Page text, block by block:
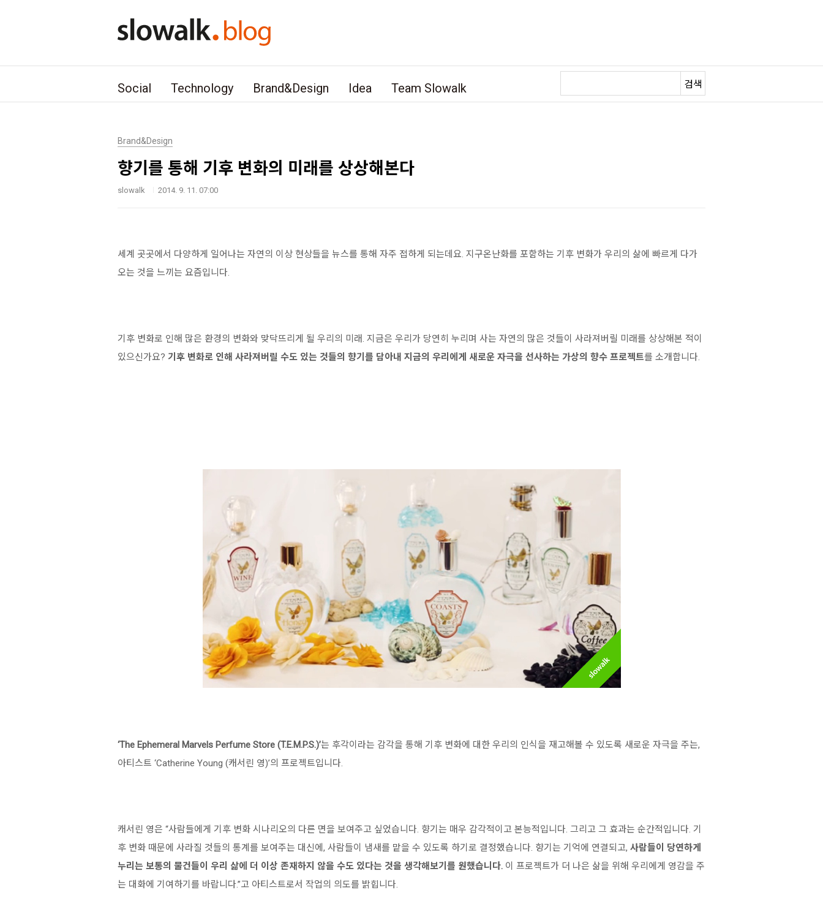
Social Technology Brand&Design Idea Team Slowalk 검색
Brand&Design
향기를 통해 기후 변화의 미래를 상상해본다
slowalk 2014. 9. 11. 07:00
세계 곳곳에서 다양하게 일어나는 자연의 이상 현상들을 뉴스를 통해 자주 접하게 되는데요. 지구온난화를 포함하는 기후 변화가 우리의 삶에 빠르게 다가
오는 것을 느끼는 요즘입니다.
기후 변화로 인해 많은 환경의 변화와 맞닥뜨리게 될 우리의 미래. 지금은 우리가 당연히 누리며 사는 자연의 많은 것들이 사라져버릴 미래를 상상해본 적이
있으신가요? 기후 변화로 인해 사라져버릴 수도 있는 것들의 향기를 담아내 지금의 우리에게 새로운 자극을 선사하는 가상의 향수 프로젝트를 소개합니다.
‘The Ephemeral Marvels Perfume Store (T.E.M.P.S.)’는 후각이라는 감각을 통해 기후 변화에 대한 우리의 인식을 재고해볼 수 있도록 새로운 자극을 주는,
아티스트 ‘Catherine Young (캐서린 영)’의 프로젝트입니다.
캐서린 영은 “사람들에게 기후 변화 시나리오의 다른 면을 보여주고 싶었습니다. 향기는 매우 감각적이고 본능적입니다. 그리고 그 효과는 순간적입니다. 기
후 변화 때문에 사라질 것들의 통계를 보여주는 대신에, 사람들이 냄새를 맡을 수 있도록 하기로 결정했습니다. 향기는 기억에 연결되고, 사람들이 당연하게
누리는 보통의 물건들이 우리 삶에 더 이상 존재하지 않을 수도 있다는 것을 생각해보기를 원했습니다. 이 프로젝트가 더 나은 삶을 위해 우리에게 영감을 주
는 대화에 기여하기를 바랍니다.”고 아티스트로서 작업의 의도를 밝힙니다.